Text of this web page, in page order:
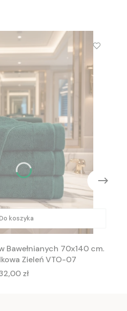
koszyka
Bawełnianych 70x140 cm.
Zieleń VTO-07
zł